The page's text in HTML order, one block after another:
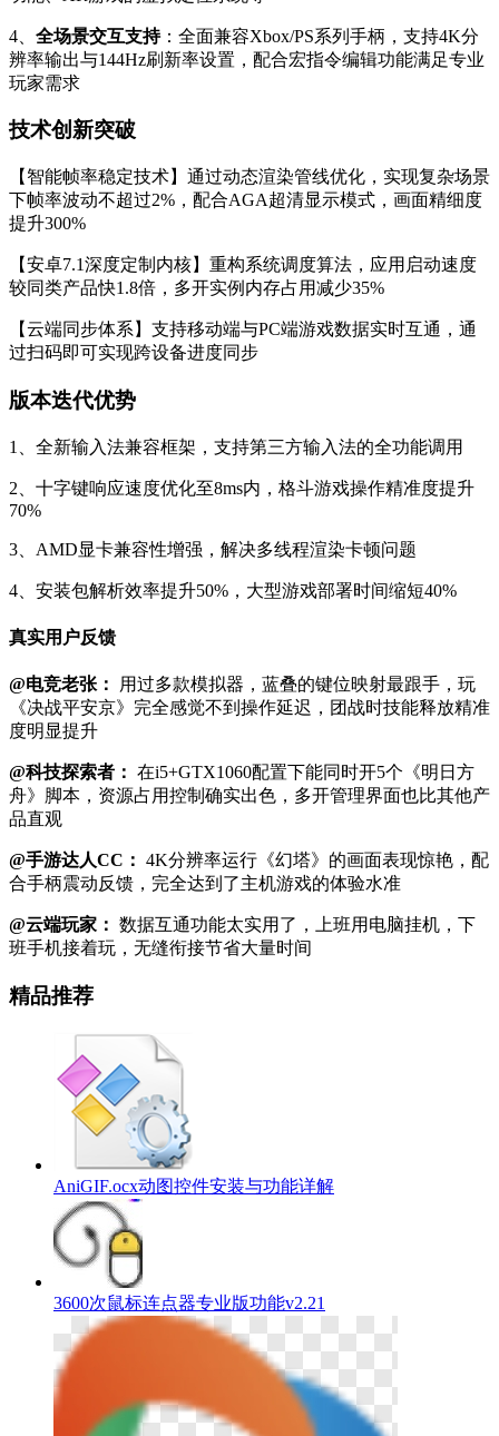
4、 全场景交互支持：全面兼容Xbox/PS系列手柄，支持4K分
辨率输出与144Hz刷新率设置，配合宏指令编辑功能满足专业
玩家需求
技术创新突破
【智能帧率稳定技术】通过动态渲染管线优化，实现复杂场景
下帧率波动不超过2%，配合AGA超清显示模式，画面精细度
提升300%
【安卓7.1深度定制内核】重构系统调度算法，应用启动速度
较同类产品快1.8倍，多开实例内存占用减少35%
【云端同步体系】支持移动端与PC端游戏数据实时互通，通
过扫码即可实现跨设备进度同步
版本迭代优势
1、全新输入法兼容框架，支持第三方输入法的全功能调用
2、十字键响应速度优化至8ms内，格斗游戏操作精准度提升
70%
3、AMD显卡兼容性增强，解决多线程渲染卡顿问题
4、安装包解析效率提升50%，大型游戏部署时间缩短40%
真实用户反馈
@电竞老张：
用过多款模拟器，蓝叠的键位映射最跟手，玩
《决战平安京》完全感觉不到操作延迟，团战时技能释放精准
度明显提升
@科技探索者： 在i5+GTX1060配置下能同时开5个《明日方
舟》脚本，资源占用控制确实出色，多开管理界面也比其他产
品直观
@手游达人CC： 4K分辨率运行《幻塔》的画面表现惊艳，配
合手柄震动反馈，完全达到了主机游戏的体验水准
@云端玩家： 数据互通功能太实用了，上班用电脑挂机，下
班手机接着玩，无缝衔接节省大量时间
精品推荐
AniGIF.ocx动图控件安装与功能详解
3600次鼠标连点器专业版功能v2.21